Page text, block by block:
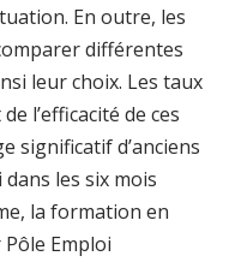
En outre, les
différentes
leur choix. Les taux
l’efficacité de ces
significatif d’anciens
les six mois
la formation en
Emploi